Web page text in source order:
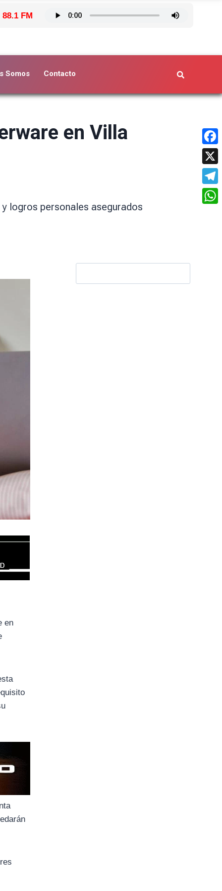
88.1 FM
Somos Contacto
en Villa
logros personales asegurados
en
X